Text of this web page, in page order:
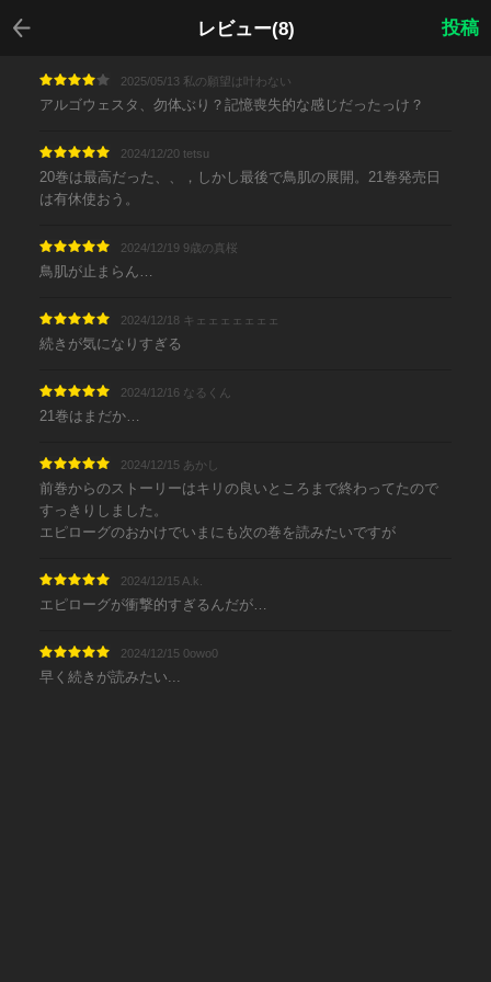
レビュー(8)
戻る
投稿
2025/05/13 私の願望は叶わない
アルゴウェスタ、勿体ぶり？記憶喪失的な感じだったっけ？
2024/12/20 tetsu
20巻は最高だった、、，しかし最後で鳥肌の展開。21巻発売日
は有休使おう。
2024/12/19 9歳の真桜
鳥肌が止まらん…
2024/12/18 キェェェェェェェ
続きが気になりすぎる
2024/12/16 なるくん
21巻はまだか…
2024/12/15 あかし
前巻からのストーリーはキリの良いところまで終わってたので
すっきりしました。
エピローグのおかけでいまにも次の巻を読みたいですが
2024/12/15 A.k.
エピローグが衝撃的すぎるんだが…
2024/12/15 0owo0
早く続きが読みたい...